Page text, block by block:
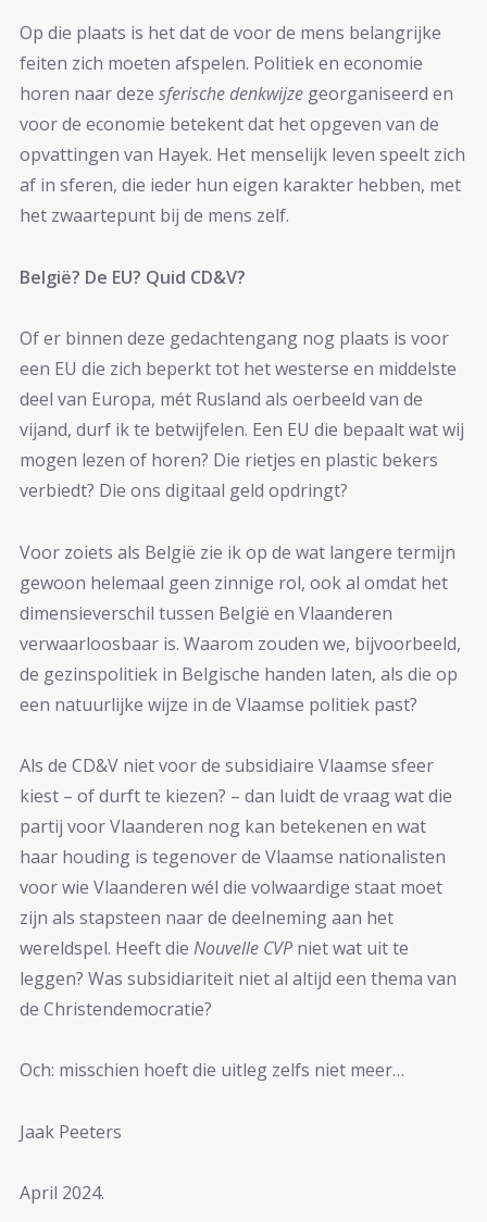
Op die plaats is het dat de voor de mens belangrijke
feiten zich moeten afspelen. Politiek en economie
horen naar deze sferischedenkwijze georganiseerd en
voor de economie betekent dat het opgeven van de
opvattingen van Hayek. Het menselijk leven speelt zich
af in sferen, die ieder hun eigen karakter hebben, met
het zwaartepunt bij de mens zelf.
België? De EU? Quid CD&V?
Of er binnen deze gedachtengang nog plaats is voor
een EU die zich beperkt tot het westerse en middelste
deel van Europa, mét Rusland als oerbeeld van de
vijand, durf ik te betwijfelen. Een EU die bepaalt wat wij
mogen lezen of horen? Die rietjes en plastic bekers
verbiedt? Die ons digitaal geld opdringt?
Voor zoiets als België zie ik op de wat langere termijn
gewoon helemaal geen zinnige rol, ook al omdat het
dimensieverschil tussen België en Vlaanderen
verwaarloosbaar is. Waarom zouden we, bijvoorbeeld,
de gezinspolitiek in Belgische handen laten, als die op
een natuurlijke wijze in de Vlaamse politiek past?
Als de CD&V niet voor de subsidiaire Vlaamse sfeer
kiest – of durft te kiezen? – dan luidt de vraag wat die
partij voor Vlaanderen nog kan betekenen en wat
haar houding is tegenover de Vlaamse nationalisten
voor wie Vlaanderen wél die volwaardige staat moet
zijn als stapsteen naar de deelneming aan het
wereldspel. Heeft die Nouvelle CVP niet wat uit te
leggen? Was subsidiariteit niet al altijd een thema van
de Christendemocratie?
Och: misschien hoeft die uitleg zelfs niet meer…
Jaak Peeters
April 2024.